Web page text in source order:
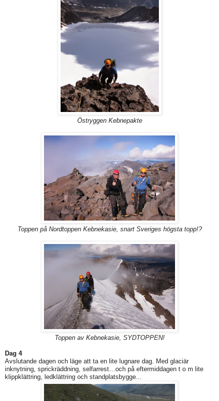
Östryggen Kebnepakte
Toppen på Nordtoppen Kebnekasie, snart Sveriges högsta topp!?
Toppen av Kebnekasie, SYDTOPPEN!
Dag 4
Avslutande dagen och läge att ta en lite lugnare dag. Med glaciär
inknytning, sprickräddning, selfarrest…och på eftermiddagen t o m lite
klippklättring, ledklättring och standplatsbygge...